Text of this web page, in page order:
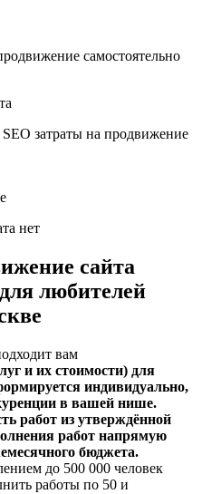
самостоятельно
затраты на продвижение
нет
сайта
любителей
вам
и их стоимости) для
индивидуально,
в вашей нише.
работ из утверждённой
работ напрямую
бюджета.
до 500 000 человек
работы по 50 и